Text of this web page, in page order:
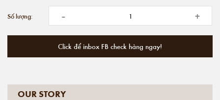
Số lượng: - +
Click để inbox FB check hàng ngay!
OUR STORY